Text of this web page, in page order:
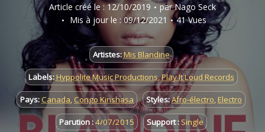
Article créé le : 12/10/2019 par Nago Seck
Mis à jour le : 09/12/2021
41 Vues
Artistes:Mis Blandine
Labels:Hyppolite Music Productions,Play It Loud Records
Pays:Canada, Congo Kinshasa Styles:Afro-électro, Electro
Parution :4/07/2015 Support : Single